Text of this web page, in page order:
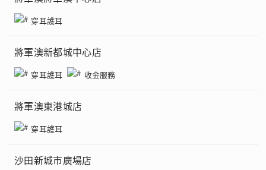
穿耳護耳
將軍澳新都城中心店
穿耳護耳 收金服務
將軍澳東港城店
穿耳護耳
沙田新城市廣場店